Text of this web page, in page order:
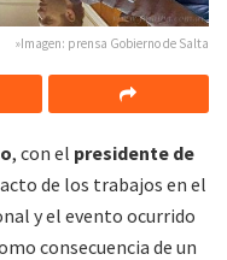
»Imagen: prensa Gobierno de Salta
, con el presidente de
de los trabajos en el
y el evento ocurrido
consecuencia de un